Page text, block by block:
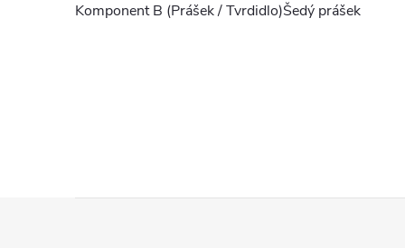
Komponent B (Prášek / Tvrdidlo)Šedý prášek